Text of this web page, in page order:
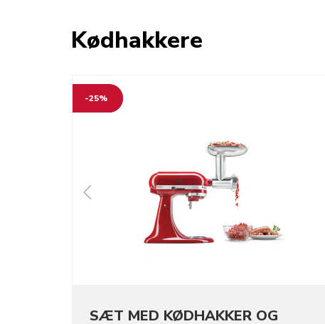
Kødhakkere
-25%
SÆT MED KØDHAKKER OG